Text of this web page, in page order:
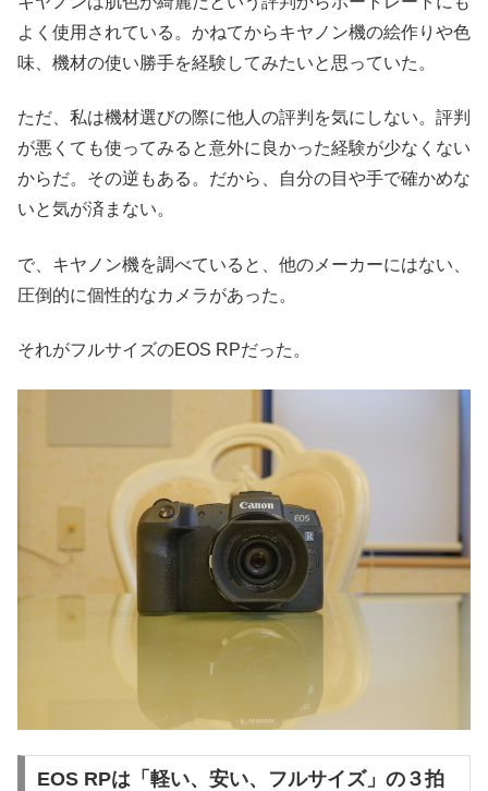
よく使用されている。かねてからキヤノン機の絵作りや色
味、機材の使い勝手を経験してみたいと思っていた。
ただ、私は機材選びの際に他人の評判を気にしない。評判
が悪くても使ってみると意外に良かった経験が少なくない
からだ。その逆もある。だから、自分の目や手で確かめな
いと気が済まない。
で、キヤノン機を調べていると、他のメーカーにはない、
圧倒的に個性的なカメラがあった。
それがフルサイズのEOS RPだった。
EOS RPは「軽い、安い、フルサイズ」の３拍